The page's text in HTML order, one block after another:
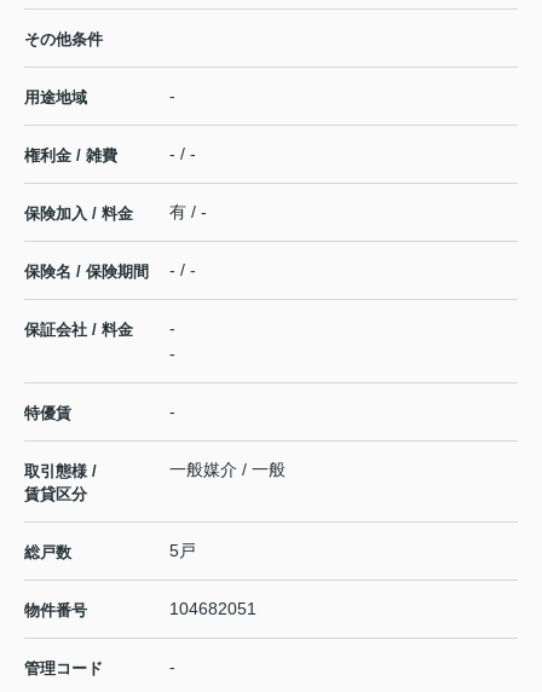
その他条件
用途地域 -
権利金 / 雑費 - / -
保険加入 / 料金 有 / -
保険名 / 保険期間 - / -
保証会社 / 料金
-
-
特優賃 -
取引態様 /
賃貸区分
一般媒介 / 一般
総戸数 5戸
物件番号 104682051
管理コード -